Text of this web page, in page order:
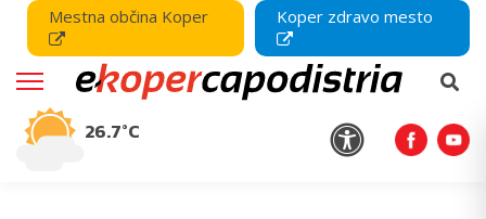
Mestna občina Koper Koper zdravo mesto
26.7°C